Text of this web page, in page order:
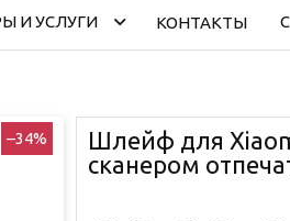
И УСЛУГИ КОНТАКТЫ
–34%
Шлейф для
сканером